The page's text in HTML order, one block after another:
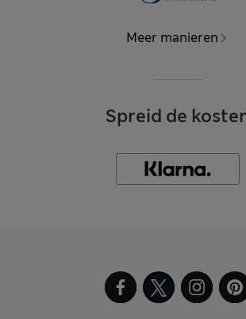
Meer manieren
Spreid de